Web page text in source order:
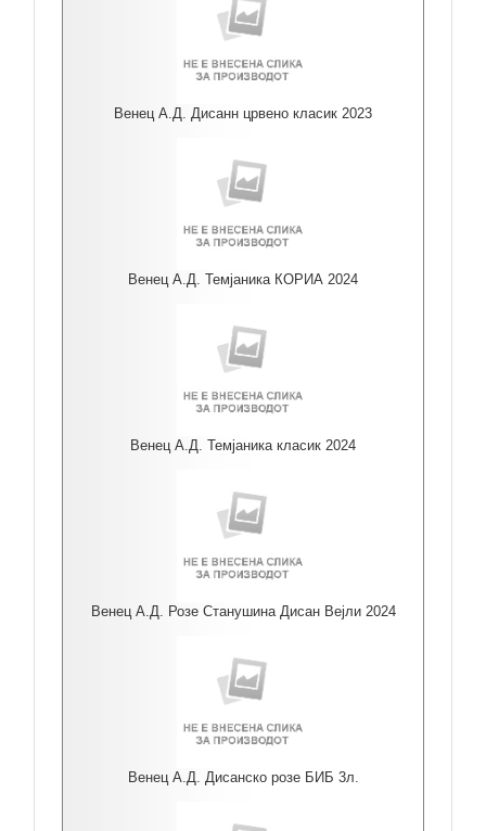
Венец А.Д. Дисанн црвено класик 2023
Венец А.Д. Темјаника КОРИА 2024
Венец А.Д. Темјаника класик 2024
Венец А.Д. Розе Станушина Дисан Вејли 2024
Венец А.Д. Дисанско розе БИБ 3л.